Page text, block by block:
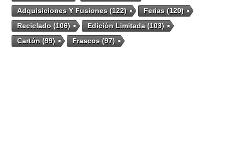
Adquisiciones Y Fusiones(122) Ferias(120)
Reciclado (106) Edición Limitada (103)
Cartón (99) Frascos(97)